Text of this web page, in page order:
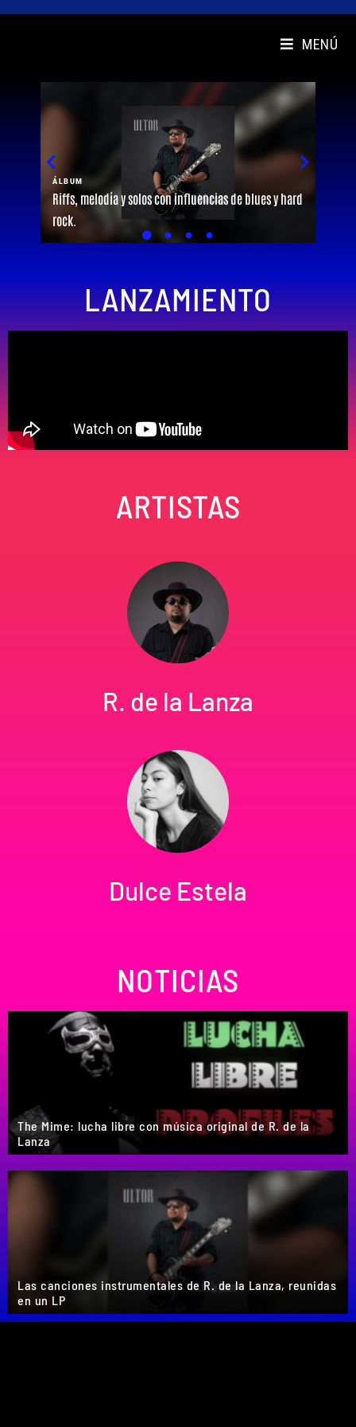
MENÚ
ÁLBUM
Riffs, melodía y solos con influencias de blues y hard
rock.
LANZAMIENTO
ARTISTAS
R. de la Lanza
Dulce Estela
NOTICIAS
The Mime: lucha libre con música original de R. de la
Lanza
Las canciones instrumentales de R. de la Lanza, reunidas
en un LP